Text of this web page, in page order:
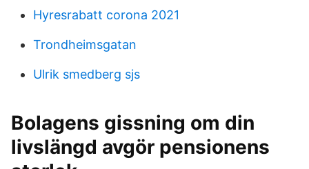
Hyresrabatt corona 2021
Trondheimsgatan
Ulrik smedberg sjs
Bolagens gissning om din
livslängd avgör pensionens